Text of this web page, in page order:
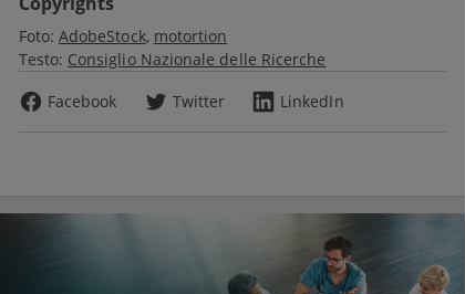
Foto: AdobeStock motortion
Testo: Consiglio Nazionale delle Ricerche
Facebook
Twitter LinkedIn